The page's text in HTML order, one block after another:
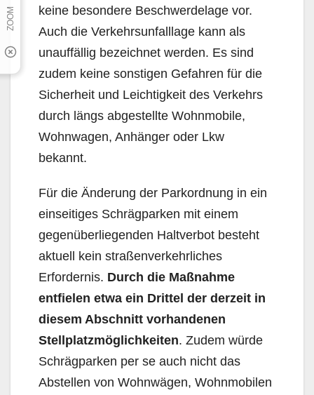
keine besondere Beschwerdelage vor.
Auch die Verkehrsunfalllage kann als
unauffällig bezeichnet wer­den. Es sind
zudem keine sonstigen Gefahren für die
Sicherheit und Leichtigkeit des Verkehrs
durch längs abgestellte Wohnmobile,
Wohnwagen, Anhänger oder Lkw
bekannt.
Für die Änderung der Parkordnung in ein
einseitiges Schrägparken mit einem
gegenüberliegenden Haltverbot besteht
aktuell kein straßenverkehrliches
Erfordernis. Durch die Maßnahme
entfielen etwa ein Drittel der derzeit in
diesem Abschnitt vorhandenen
Stellplatzmöglichkeiten. Zudem würde
Schrägparken per se auch nicht das
Abstellen von Wohnwägen, Wohnmobilen